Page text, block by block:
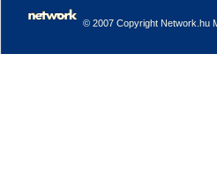
© 2007 Copyright Network.hu